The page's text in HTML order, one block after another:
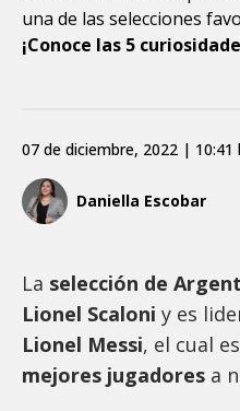
una de las selecciones
¡Conoce las 5
Daniella Escobar
07 de diciembre, 2022 | 10:41
La selección de
Lionel Scaloni y es
Lionel Messi, el cual
mejores jugadores a